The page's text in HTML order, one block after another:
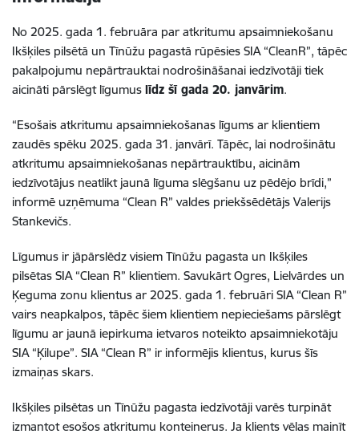
No 2025. gada 1. februāra par atkritumu apsaimniekošanu
Ikšķiles pilsētā un Tīnūžu pagastā rūpēsies SIA “CleanR”, tāpēc
pakalpojumu nepārtrauktai nodrošināšanai iedzīvotāji tiek
aicināti pārslēgt līgumus līdz šī gada 20. janvārim.
“Esošais atkritumu apsaimniekošanas līgums ar klientiem
zaudēs spēku 2025. gada 31. janvārī. Tāpēc, lai nodrošinātu
atkritumu apsaimniekošanas nepārtrauktību, aicinām
iedzīvotājus neatlikt jaunā līguma slēgšanu uz pēdējo brīdi,”
informē uzņēmuma “Clean R” valdes priekšsēdētājs Valerijs
Stankevičs.
Līgumus ir jāpārslēdz visiem Tīnūžu pagasta un Ikšķiles
pilsētas SIA “Clean R” klientiem. Savukārt Ogres, Lielvārdes un
Ķeguma zonu klientus ar 2025. gada 1. februāri SIA “Clean R”
vairs neapkalpos, tāpēc šiem klientiem nepieciešams pārslēgt
līgumu ar jaunā iepirkuma ietvaros noteikto apsaimniekotāju
SIA “Ķilupe”. SIA “Clean R” ir informējis klientus, kurus šīs
izmaiņas skars.
Ikšķiles pilsētas un Tīnūžu pagasta iedzīvotāji varēs turpināt
izmantot esošos atkritumu konteinerus. Ja klients vēlas mainīt